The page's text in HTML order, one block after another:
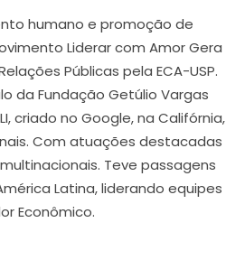
humano e promoção de
Liderar com Amor Gera
Públicas pela ECA-USP.
da Fundação Getúlio Vargas
criado no Google, na Califórnia,
Com atuações destacadas
Teve passagens
Latina, liderando equipes
Econômico.